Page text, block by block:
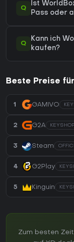
Q
Ist
Pass oder
Q
Kann ich
kaufen?
Beste Preise
1 GAMIVO
2 G2A KEYSHOP
3 Steam
4 G2Play
5 Kinguin
Zum besten